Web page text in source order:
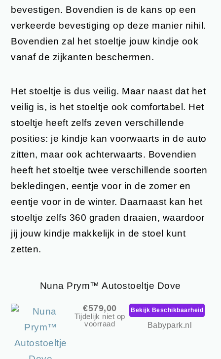
bevestigen. Bovendien is de kans op een
verkeerde bevestiging op deze manier nihil.
Bovendien zal het stoeltje jouw kindje ook
vanaf de zijkanten beschermen.
Het stoeltje is dus veilig. Maar naast dat het
veilig is, is het stoeltje ook comfortabel. Het
stoeltje heeft zelfs zeven verschillende
posities: je kindje kan voorwaarts in de auto
zitten, maar ook achterwaarts. Bovendien
heeft het stoeltje twee verschillende soorten
bekledingen, eentje voor in de zomer en
eentje voor in de winter. Daarnaast kan het
stoeltje zelfs 360 graden draaien, waardoor
jij jouw kindje makkelijk in de stoel kunt
zetten.
Nuna Prym™ Autostoeltje Dove
€579,00
Tijdelijk niet op
voorraad
Bekijk Beschikbaarheid
Babypark.nl